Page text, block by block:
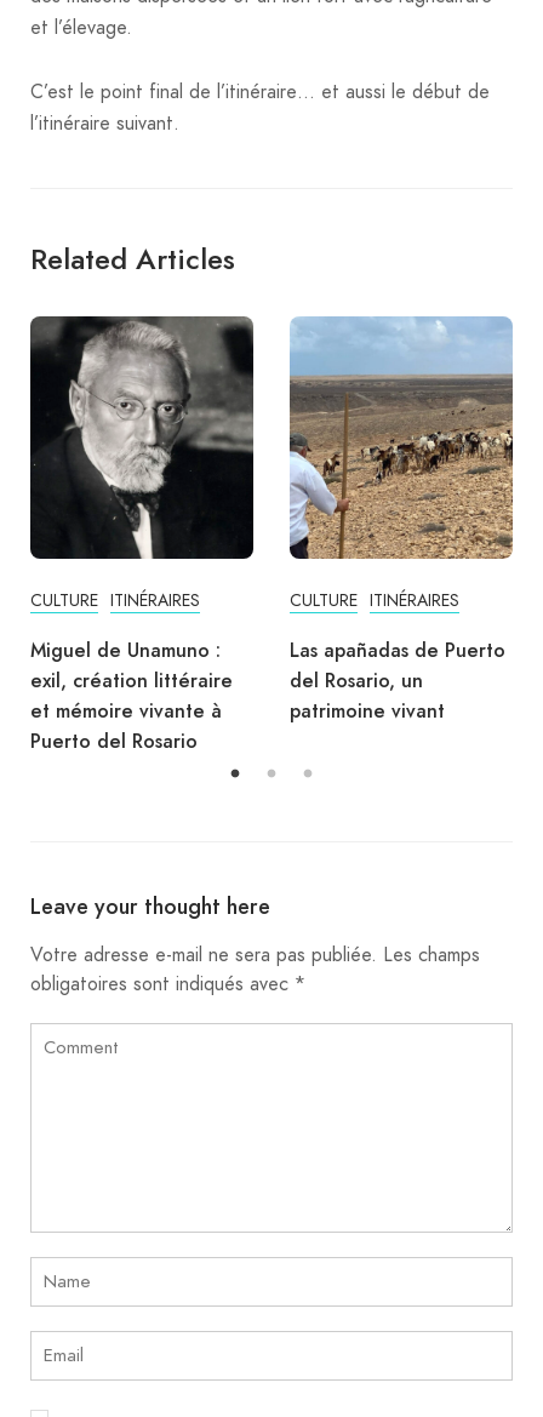
et l’élevage.
C’est le point final de l’itinéraire… et aussi le début de
l’itinéraire suivant.
Related Articles
CULTURE ITINÉRAIRES
Las apañadas de Puerto
del Rosario, un
patrimoine vivant
ITINÉRAIRES
Route du parc des
sculptures de Puerto del
Rosario
Leave your thought here
Votre adresse e-mail ne sera pas publiée. Les champs
obligatoires sont indiqués avec *